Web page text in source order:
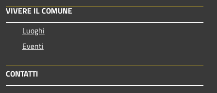
VIVERE IL COMUNE
Luoghi
Eventi
CONTATTI